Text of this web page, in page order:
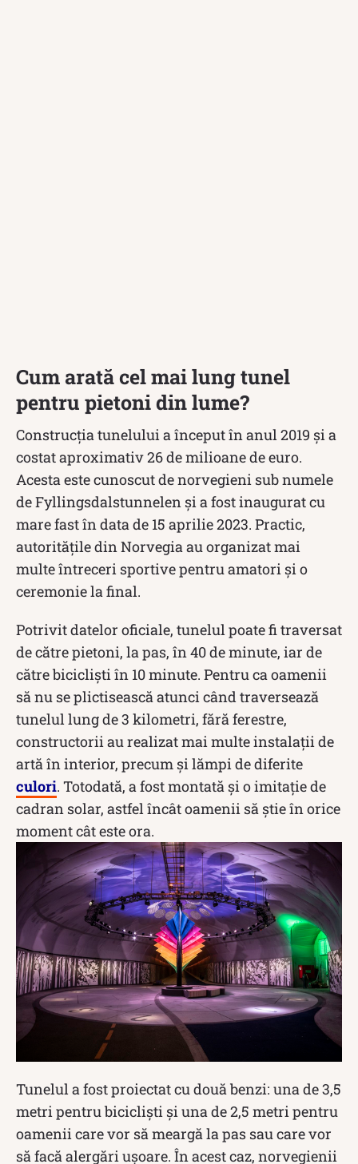
Cum arată cel mai lung tunel
pentru pietoni din lume?
Construcția tunelului a început în anul 2019 și a
costat aproximativ 26 de milioane de euro.
Acesta este cunoscut de norvegieni sub numele
de Fyllingsdalstunnelen și a fost inaugurat cu
mare fast în data de 15 aprilie 2023. Practic,
autoritățile din Norvegia au organizat mai
multe întreceri sportive pentru amatori și o
ceremonie la final.
Potrivit datelor oficiale, tunelul poate fi traversat
de către pietoni, la pas, în 40 de minute, iar de
către bicicliști în 10 minute. Pentru ca oamenii
să nu se plictisească atunci când traversează
tunelul lung de 3 kilometri, fără ferestre,
constructorii au realizat mai multe instalații de
artă în interior, precum și lămpi de diferite
culori. Totodată, a fost montată și o imitație de
cadran solar, astfel încât oamenii să știe în orice
moment cât este ora.
Tunelul a fost proiectat cu două benzi: una de 3,5
metri pentru bicicliști și una de 2,5 metri pentru
oamenii care vor să meargă la pas sau care vor
să facă alergări ușoare. În acest caz, norvegienii